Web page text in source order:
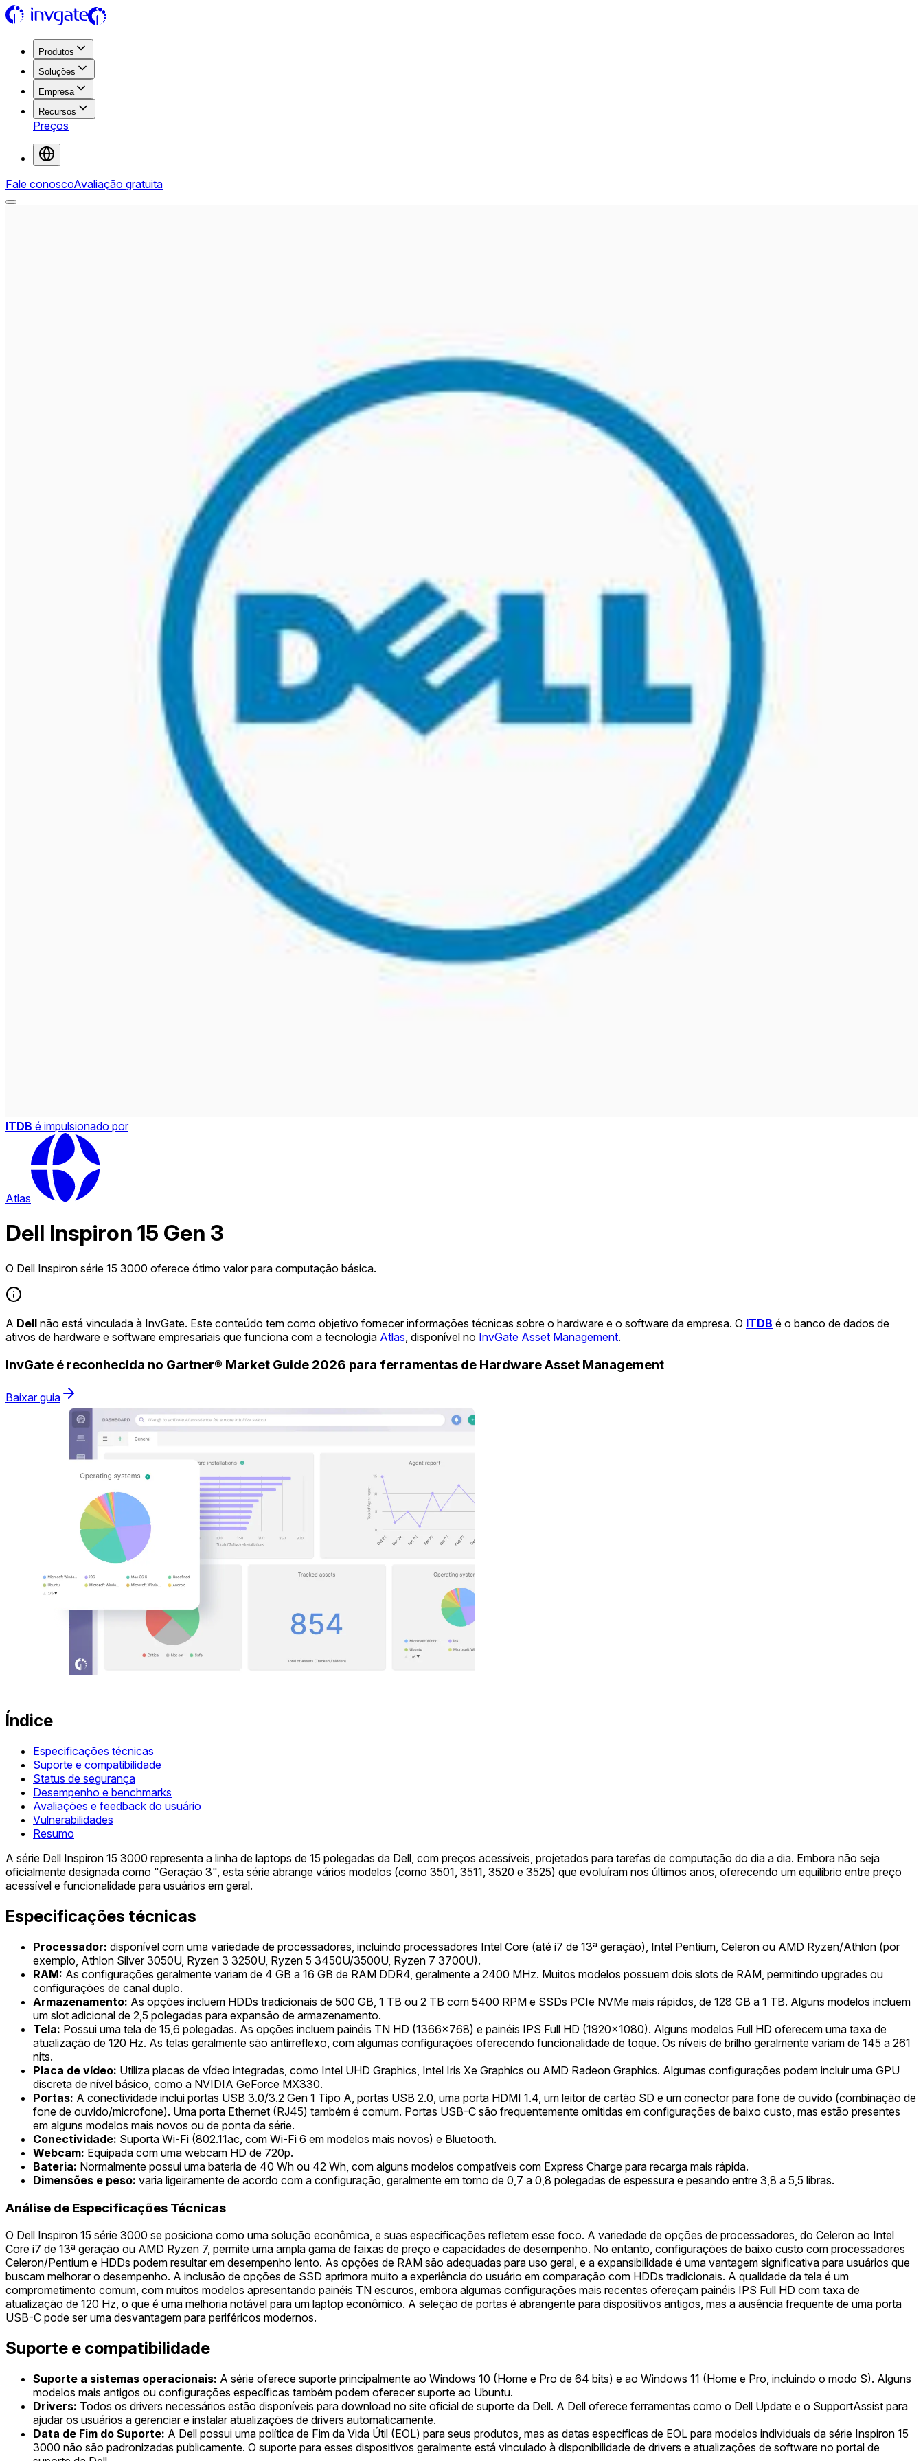
Produtos
Soluções
Empresa
Recursos
Preços
Fale conoscoAvaliação gratuita
ITDB é impulsionado por
Atlas
Dell Inspiron 15 Gen 3
O Dell Inspiron série 15 3000 oferece ótimo valor para computação básica.
A Dell não está vinculada à InvGate. Este conteúdo tem como objetivo fornecer informações técnicas sobre o hardware e o software da empresa. O ITDB é o banco de dados de
ativos de hardware e software empresariais que funciona com a tecnologia Atlas , disponível no InvGate Asset Management.
InvGate é reconhecida no Gartner® Market Guide 2026 para ferramentas de Hardware Asset Management
Baixar guia
Índice
Especificações técnicas
Suporte e compatibilidade
Status de segurança
Desempenho e benchmarks
Avaliações e feedback do usuário
Vulnerabilidades
Resumo
A série Dell Inspiron 15 3000 representa a linha de laptops de 15 polegadas da Dell, com preços acessíveis, projetados para tarefas de computação do dia a dia. Embora não seja
oficialmente designada como "Geração 3", esta série abrange vários modelos (como 3501, 3511, 3520 e 3525) que evoluíram nos últimos anos, oferecendo um equilíbrio entre preço
acessível e funcionalidade para usuários em geral.
Especificações técnicas
Processador: disponível com uma variedade de processadores, incluindo processadores Intel Core (até i7 de 13ª geração), Intel Pentium, Celeron ou AMD Ryzen/Athlon (por
exemplo, Athlon Silver 3050U, Ryzen 3 3250U, Ryzen 5 3450U/3500U, Ryzen 7 3700U).
RAM: As configurações geralmente variam de 4 GB a 16 GB de RAM DDR4, geralmente a 2400 MHz. Muitos modelos possuem dois slots de RAM, permitindo upgrades ou
configurações de canal duplo.
Armazenamento: As opções incluem HDDs tradicionais de 500 GB, 1 TB ou 2 TB com 5400 RPM e SSDs PCIe NVMe mais rápidos, de 128 GB a 1 TB. Alguns modelos incluem
um slot adicional de 2,5 polegadas para expansão de armazenamento.
Tela: Possui uma tela de 15,6 polegadas. As opções incluem painéis TN HD (1366x768) e painéis IPS Full HD (1920x1080). Alguns modelos Full HD oferecem uma taxa de
atualização de 120 Hz. As telas geralmente são antirreflexo, com algumas configurações oferecendo funcionalidade de toque. Os níveis de brilho geralmente variam de 145 a 261
nits.
Placa de vídeo: Utiliza placas de vídeo integradas, como Intel UHD Graphics, Intel Iris Xe Graphics ou AMD Radeon Graphics. Algumas configurações podem incluir uma GPU
discreta de nível básico, como a NVIDIA GeForce MX330.
Portas: A conectividade inclui portas USB 3.0/3.2 Gen 1 Tipo A, portas USB 2.0, uma porta HDMI 1.4, um leitor de cartão SD e um conector para fone de ouvido (combinação de
fone de ouvido/microfone). Uma porta Ethernet (RJ45) também é comum. Portas USB-C são frequentemente omitidas em configurações de baixo custo, mas estão presentes
em alguns modelos mais novos ou de ponta da série.
Conectividade: Suporta Wi-Fi (802.11ac, com Wi-Fi 6 em modelos mais novos) e Bluetooth.
Webcam: Equipada com uma webcam HD de 720p.
Bateria: Normalmente possui uma bateria de 40 Wh ou 42 Wh, com alguns modelos compatíveis com Express Charge para recarga mais rápida.
Dimensões e peso: varia ligeiramente de acordo com a configuração, geralmente em torno de 0,7 a 0,8 polegadas de espessura e pesando entre 3,8 a 5,5 libras.
Análise de Especificações Técnicas
O Dell Inspiron 15 série 3000 se posiciona como uma solução econômica, e suas especificações refletem esse foco. A variedade de opções de processadores, do Celeron ao Intel
Core i7 de 13ª geração ou AMD Ryzen 7, permite uma ampla gama de faixas de preço e capacidades de desempenho. No entanto, configurações de baixo custo com processadores
Celeron/Pentium e HDDs podem resultar em desempenho lento. As opções de RAM são adequadas para uso geral, e a expansibilidade é uma vantagem significativa para usuários que
buscam melhorar o desempenho. A inclusão de opções de SSD aprimora muito a experiência do usuário em comparação com HDDs tradicionais. A qualidade da tela é um
comprometimento comum, com muitos modelos apresentando painéis TN escuros, embora algumas configurações mais recentes ofereçam painéis IPS Full HD com taxa de
atualização de 120 Hz, o que é uma melhoria notável para um laptop econômico. A seleção de portas é abrangente para dispositivos antigos, mas a ausência frequente de uma porta
USB-C pode ser uma desvantagem para periféricos modernos.
Suporte e compatibilidade
Suporte a sistemas operacionais: A série oferece suporte principalmente ao Windows 10 (Home e Pro de 64 bits) e ao Windows 11 (Home e Pro, incluindo o modo S). Alguns
modelos mais antigos ou configurações específicas também podem oferecer suporte ao Ubuntu.
Drivers: Todos os drivers necessários estão disponíveis para download no site oficial de suporte da Dell. A Dell oferece ferramentas como o Dell Update e o SupportAssist para
ajudar os usuários a gerenciar e instalar atualizações de drivers automaticamente.
Data de Fim do Suporte: A Dell possui uma política de Fim da Vida Útil (EOL) para seus produtos, mas as datas específicas de EOL para modelos individuais da série Inspiron 15
3000 não são padronizadas publicamente. O suporte para esses dispositivos geralmente está vinculado à disponibilidade de drivers e atualizações de software no portal de